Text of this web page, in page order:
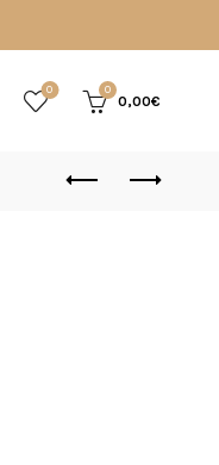
0 0
0,00€